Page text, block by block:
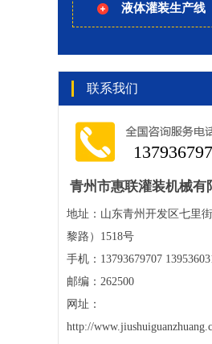
液体灌装生产线
联系我们
青州市惠联灌装机械有
地址：山东青州开发区七里
黎路）1518号
手机：13793679707
邮编：262500
网址：
http://